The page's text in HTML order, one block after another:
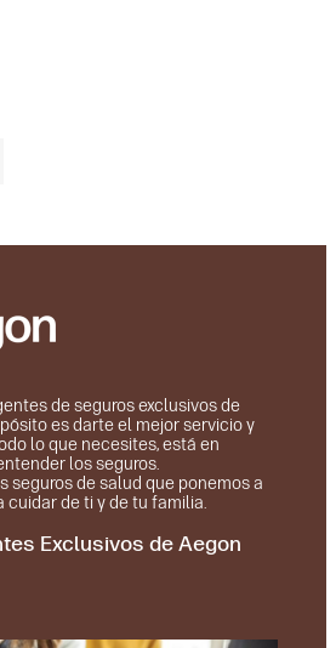
de seguros exclusivos de
es darte el mejor servicio y
lo que necesites, está en
los seguros.
seguros de salud que ponemos a
cuidar de ti y de tu familia.
Exclusivos de Aegon